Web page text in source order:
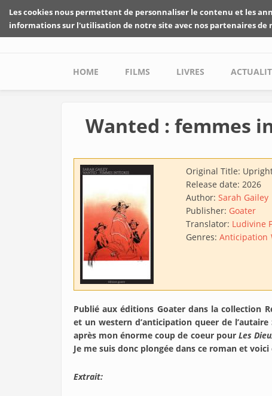
Skip to main content
Main menu
HOME FILMS LIVRES
Wanted : femmes
Original Title:
Release date: 2026
Author: Sarah Gailey
Publisher: Goater
Translator: Ludivine
Genres: Anticipation
Publié aux éditions Goater dans la collection
et un western d’anticipation queer de
après mon énorme coup de coeur pour Les
Je me suis donc plongée dans ce roman et voici
Extrait:
Les cookies nous permettent de personnaliser le contenu et les
informations sur l'utilisation de notre site avec nos partenaires de